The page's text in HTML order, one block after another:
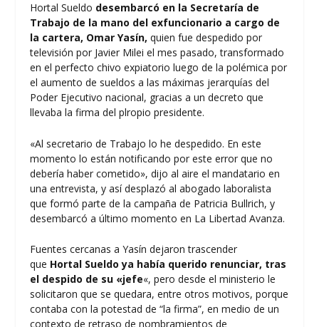
Hortal Sueldo desembarcó en la Secretaría de
Trabajo de la mano del exfuncionario a cargo de
la cartera, Omar Yasín,quien fue despedido por
televisión por Javier Milei el mes pasado, transformado
en el perfecto chivo expiatorio luego de la polémica por
el aumento de sueldos a las máximas jerarquías del
Poder Ejecutivo nacional, gracias a un decreto que
llevaba la firma del plropio presidente.
«Al secretario de Trabajo lo he despedido. En este
momento lo están notificando por este error que no
debería haber cometido», dijo al aire el mandatario en
una entrevista, y así desplazó al abogado laboralista
que formó parte de la campaña de Patricia Bullrich, y
desembarcó a último momento en La Libertad Avanza.
Fuentes cercanas a Yasín dejaron trascender
que Hortal Sueldo ya había querido renunciar, tras
el despido de su «jefe«, pero desde el ministerio le
solicitaron que se quedara, entre otros motivos, porque
contaba con la potestad de “la firma”, en medio de un
contexto de retraso de nombramientos de